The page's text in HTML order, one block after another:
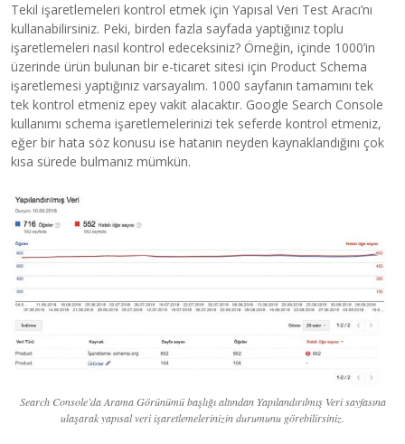
Tekil işaretlemeleri kontrol etmek için Yapısal Veri Test Aracı’nı
kullanabilirsiniz. Peki, birden fazla sayfada yaptığınız toplu
işaretlemeleri nasıl kontrol edeceksiniz? Örneğin, içinde 1000’in
üzerinde ürün bulunan bir e-ticaret sitesi için Product Schema
işaretlemesi yaptığınız varsayalım. 1000 sayfanın tamamını tek
tek kontrol etmeniz epey vakit alacaktır. Google Search Console
kullanımı schema işaretlemelerinizi tek seferde kontrol etmeniz,
eğer bir hata söz konusu ise hatanın neyden kaynaklandığını çok
kısa sürede bulmanız mümkün.
Search Console’da Arama Görünümü başlığı altından Yapılandırılmış Veri sayfasına
ulaşarak yapısal veri işaretlemelerinizin durumunu görebilirsiniz.